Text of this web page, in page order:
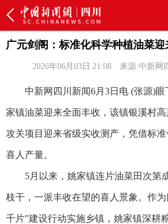
广元剑阁：标准化科学种植油菜
2026年06月03日 21:08 来源:中新网
中新网四川新闻6月3日电 (张源)眼
家镇油菜迎来全面丰收，该镇银溪村
攻关项目迎来省级实收测产，凭借标
喜人产量。
5月以来，姚家镇连片油菜田次第
枝干，一派丰收在望的喜人景象。作为
千片”建设行动实施乡镇，姚家镇深耕